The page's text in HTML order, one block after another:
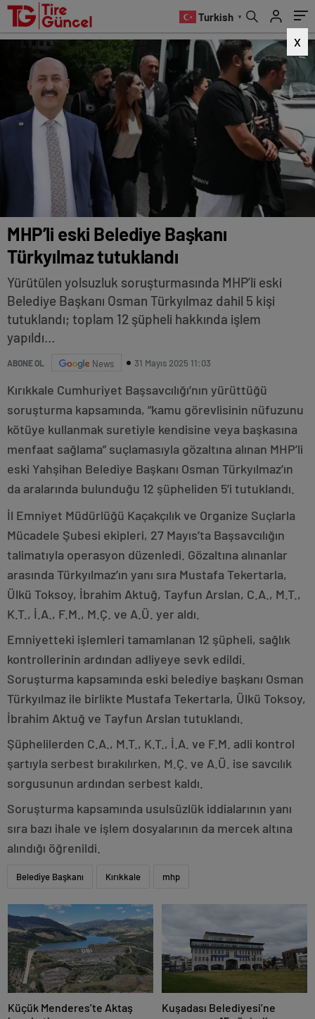
Turkish ▼
X
MHP’li eski Belediye Başkanı
Türkyılmaz tutuklandı
Yürütülen yolsuzluk soruşturmasında MHP’li eski
Belediye Başkanı Osman Türkyılmaz dahil 5 kişi
tutuklandı; toplam 12 şüpheli hakkında işlem
yapıldı…
ABONE OL News 31 Mayıs 2025 11:03
Kırıkkale Cumhuriyet Başsavcılığı’nın yürüttüğü
soruşturma kapsamında, “kamu görevlisinin nüfuzunu
kötüye kullanmak suretiyle kendisine veya başkasına
menfaat sağlama” suçlamasıyla gözaltına alınan MHP’li
eski Yahşihan Belediye Başkanı Osman Türkyılmaz’ın
da aralarında bulunduğu 12 şüpheliden 5’i tutuklandı.
İl Emniyet Müdürlüğü Kaçakçılık ve Organize Suçlarla
Mücadele Şubesi ekipleri, 27 Mayıs’ta Başsavcılığın
talimatıyla operasyon düzenledi. Gözaltına alınanlar
arasında Türkyılmaz’ın yanı sıra Mustafa Tekertarla,
Ülkü Toksoy, İbrahim Aktuğ, Tayfun Arslan, C.A., M.T.,
K.T., İ.A., F.M., M.Ç. ve A.Ü. yer aldı.
Emniyetteki işlemleri tamamlanan 12 şüpheli, sağlık
kontrollerinin ardından adliyeye sevk edildi.
Soruşturma kapsamında eski belediye başkanı Osman
Türkyılmaz ile birlikte Mustafa Tekertarla, Ülkü Toksoy,
İbrahim Aktuğ ve Tayfun Arslan tutuklandı.
Şüphelilerden C.A., M.T., K.T., İ.A. ve F.M. adli kontrol
şartıyla serbest bırakılırken, M.Ç. ve A.Ü. ise savcılık
sorgusunun ardından serbest kaldı.
Soruşturma kapsamında usulsüzlük iddialarının yanı
sıra bazı ihale ve işlem dosyalarının da mercek altına
alındığı öğrenildi.
Belediye Başkanı Kırıkkale mhp
Küçük Menderes’te Aktaş
Kuşadası Belediyesi’ne